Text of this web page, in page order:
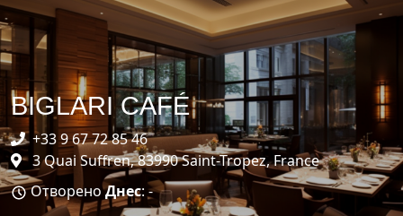
BIGLARI CAFÉ
+33 9 67 72 85 46
3 Quai Suffren, 83990 Saint-Tropez, France
ОтвореноДнес: -